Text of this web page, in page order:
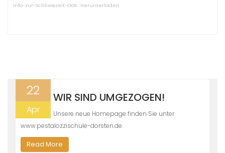
Info-zur-Schliesszeit-OGS Herunterladen
22
Apr
WIR SIND UMGEZOGEN!
Unsere neue Homepage finden Sie unter
www.pestalozzischule-dorsten.de
Read More